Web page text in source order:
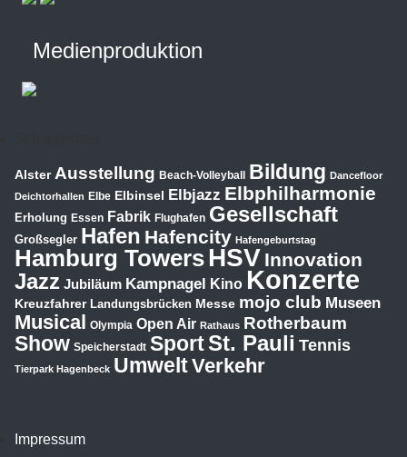
Medienproduktion
Impressum
Alster Ausstellung Beach-Volleyball Bildung Dancefloor
Deichtorhallen Elbe Elbinsel Elbjazz Elbphilharmonie
Erholung Essen Fabrik Flughafen Gesellschaft
Großsegler Hafen Hafencity Hafengeburtstag
Hamburg TowersHSV Innovation
Jazz Jubiläum Kampnagel Kino Konzerte
Kreuzfahrer Landungsbrücken Messe mojo club Museen
Musical Olympia Open Air Rathaus Rotherbaum
Show Speicherstadt SportSt. Pauli Tennis
Tierpark Hagenbeck UmweltVerkehr